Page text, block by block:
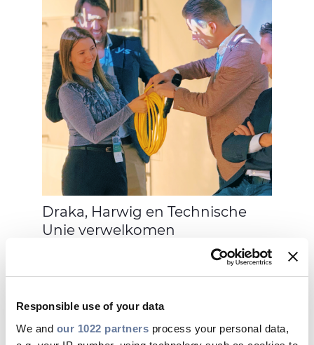
Responsible use of your data
We and our 1022 partners process your personal data,
Draka, Harwig en Technische
Unie verwelkomen
brancheleiders bij eerste editie
van ‘Duurzaam Verbinden’, voor
duurzaamheid en circulariteit in
de regio